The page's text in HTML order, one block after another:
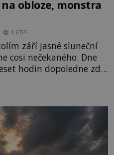
obloze, monstra
1.6TIS
září jasné sluneční
cosi nečekaného. Dne
hodin dopoledne zde
doloženému
se zde skutečně
loď